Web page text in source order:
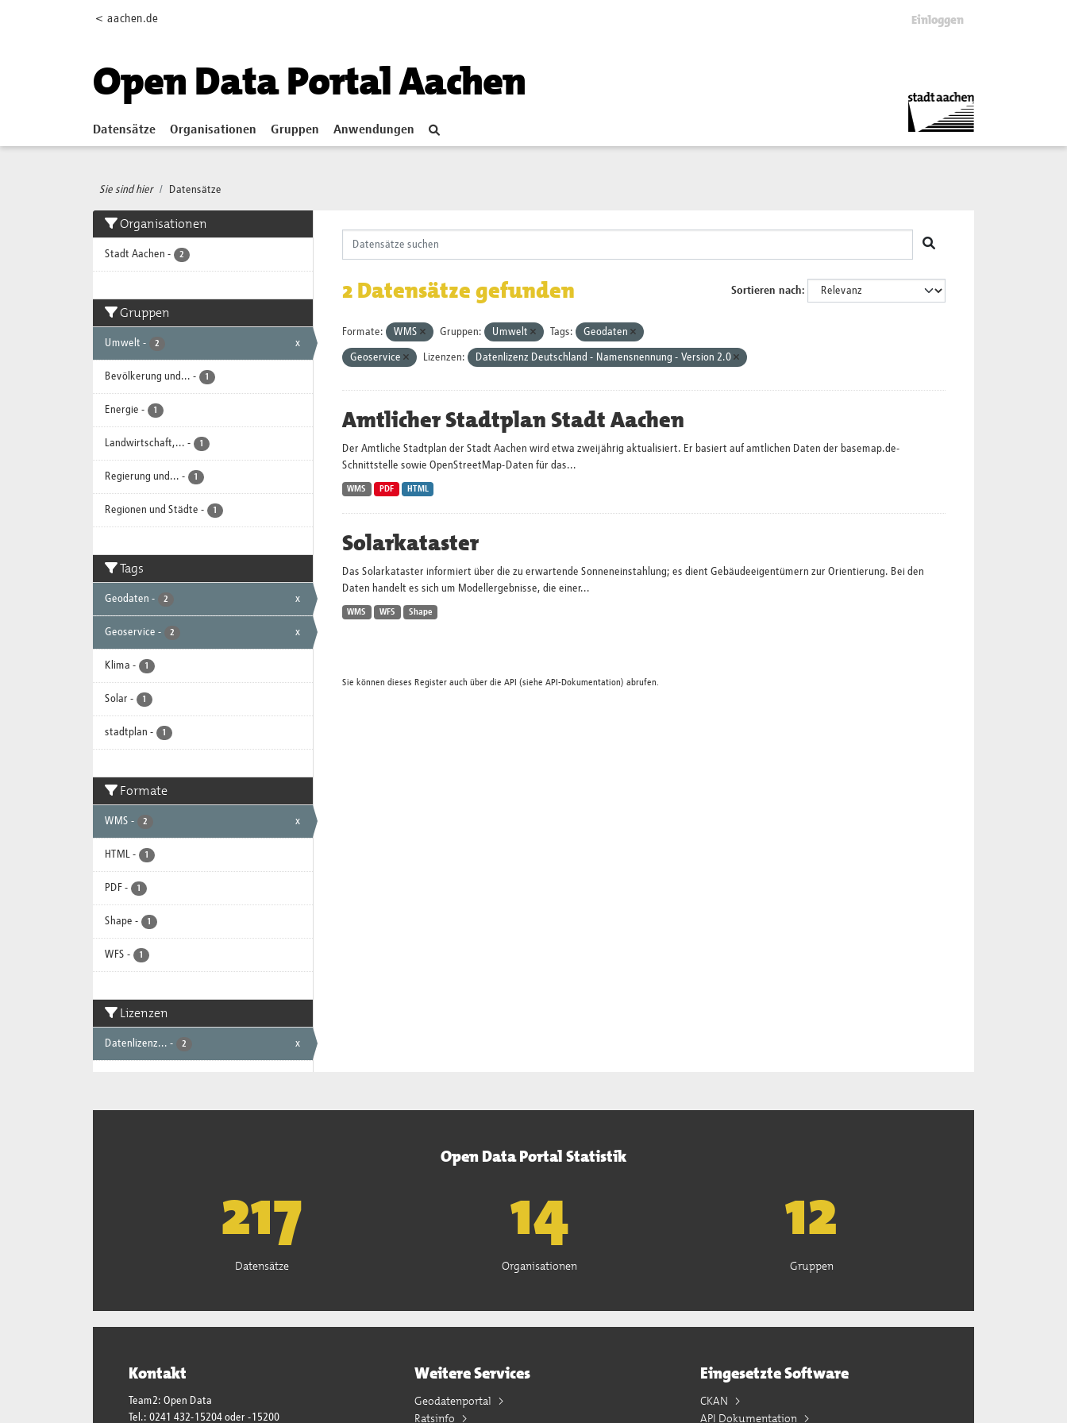
< aachen.de Einloggen
Open Data Portal Aachen
Datensätze Organisationen Gruppen Anwendungen
Sie sind hier Datensätze
Organisationen
Stadt Aachen - 2
Gruppen
Umwelt - 2 x
Bevölkerung und... - 1
Energie - 1
Landwirtschaft,... - 1
Regierung und... - 1
Regionen und Städte - 1
Tags
Geodaten - 2 x
Geoservice - 2 x
Klima - 1
Solar - 1
stadtplan - 1
Formate
WMS - 2 x
HTML - 1
PDF - 1
Shape - 1
WFS - 1
Lizenzen
Datenlizenz... - 2 x
Sortieren nach
2 Datensätze gefunden
Formate: WMS Gruppen: Umwelt Tags: Geodaten
Geoservice Lizenzen: Datenlizenz Deutschland - Namensnennung - Version 2.0
Amtlicher Stadtplan Stadt Aachen
Der Amtliche Stadtplan der Stadt Aachen wird etwa zweijährig aktualisiert. Er basiert auf amtlichen Daten der basemap.de-
Schnittstelle sowie OpenStreetMap-Daten für das...
WMS PDF HTML
Solarkataster
Das Solarkataster informiert über die zu erwartende Sonneneinstahlung; es dient Gebäudeeigentümern zur Orientierung. Bei den
Daten handelt es sich um Modellergebnisse, die einer...
WMS WFS Shape
Sie können dieses Register auch über die API (siehe API-Dokumentation) abrufen.
Open Data Portal Statistik
221
Datensätze
15
Organisationen
13
Gruppen
Kontakt
Team2: Open Data
Tel.: 0241 432-15204 oder -15200
Weitere Services
Geodatenportal
Ratsinfo
Eingesetzte Software
CKAN
API Dokumentation